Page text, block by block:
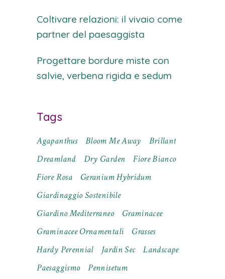
Coltivare relazioni: il vivaio come
partner del paesaggista
Progettare bordure miste con
salvie, verbena rigida e sedum
Tags
Agapanthus Bloom Me Away
Brillant
Dreamland
Dry Garden
Fiore Bianco
Fiore Rosa
Geranium Hybridum
Giardinaggio Sostenibile
Giardino Mediterraneo
Graminacee
Graminacee Ornamentali
Grasses
Hardy Perennial
Jardin Sec
Landscape
Paesaggismo
Pennisetum